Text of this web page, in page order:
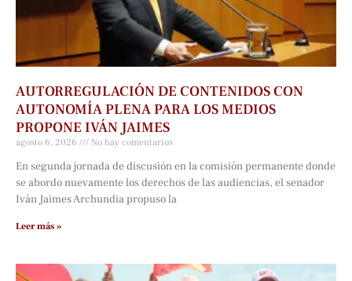
AUTORREGULACIÓN DE CONTENIDOS CON
AUTONOMÍA PLENA PARA LOS MEDIOS
PROPONE IVÁN JAIMES
agosto 6, 2026 No hay comentarios
En segunda jornada de discusión en la comisión permanente donde
se abordo nuevamente los derechos de las audiencias, el senador
Iván Jaimes Archundia propuso la
Leer más »